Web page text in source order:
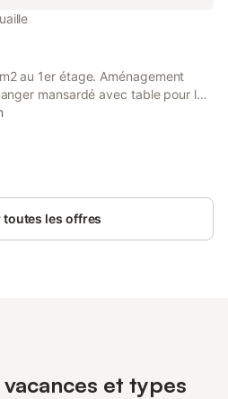
de compagnie ne sont pas
électri
au 1er étage. Aménagement
mansardé avec table pour les
mansardée avec 1 grand-lit
chambre mansardée avec 2 lits
cuisine ouverte (1 plaque de
Terrasse. Meubles de terrasse,
longues (2). A disposition: lave-
WIFI, gratuit). Veuillez noter:
les offres
et types